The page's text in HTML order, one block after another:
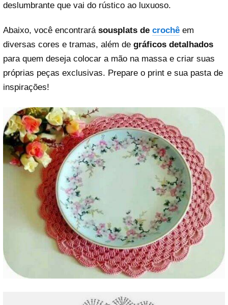
deslumbrante que vai do rústico ao luxuoso.
Abaixo, você encontrará sousplats de crochê em
diversas cores e tramas, além de gráficos detalhados
para quem deseja colocar a mão na massa e criar suas
próprias peças exclusivas. Prepare o print e sua pasta de
inspirações!